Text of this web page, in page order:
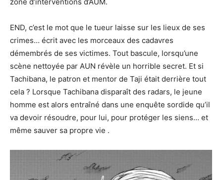
END, c’est le mot que le tueur laisse sur les lieux de ses
crimes… écrit avec les morceaux des cadavres
démembrés de ses victimes. Tout bascule, lorsqu’une
scène nettoyée par AUN révèle un horrible secret. Et si
Tachibana, le patron et mentor de Taji était derrière tout
cela ? Lorsque Tachibana disparaît des radars, le jeune
homme est alors entraîné dans une enquête sordide qu’il
va devoir résoudre, pour lui, pour protéger les siens… et
même sauver sa propre vie .